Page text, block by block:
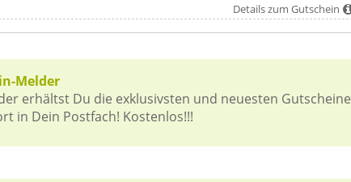
Details zum Gutschein
Melder
erhältst Du die exklusivsten und neuesten Gutscheine
in Dein Postfach! Kostenlos!!!